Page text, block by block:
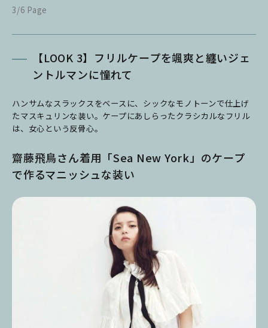
3/6 Page
【LOOK 3】フリルケープを颯爽と纏いジェ
ントルマンに憧れて
ハンサムなスラックスをベースに、シックなモノトーンで仕上げ
たマスキュリンな装い。ケープにあしらったクラシカルなフリル
は、女心という反骨心。
齋藤飛鳥さん着用「Sea New York」のケープ
で作るマニッシュな装い